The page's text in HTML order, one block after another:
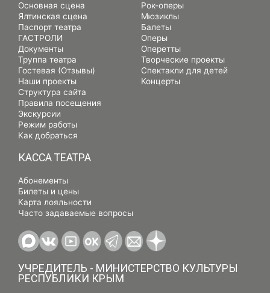
Основная сцена
Ялтинская сцена
Паспорт театра
ГАСТРОЛИ
Документы
Труппа театра
Гостевая (Отзывы)
Наши проекты
Структура сайта
Правила посещения
Экскурсии
Режим работы
Как добраться
Рок-оперы
Мюзиклы
Балеты
Оперы
Оперетты
Творческие проекты
Спектакли для детей
Концерты
КАССА ТЕАТРА
Абонементы
Билеты и цены
Карта лояльности
Часто задаваемые вопросы
УЧРЕДИТЕЛЬ - МИНИСТЕРСТВО КУЛЬТУРЫ
РЕСПУБЛИКИ КРЫМ